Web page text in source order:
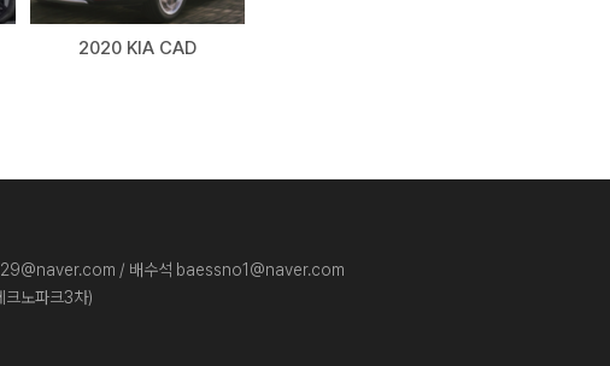
2020 KIA CAD
/ 배수석 baessno1@naver.com
노파크3차)